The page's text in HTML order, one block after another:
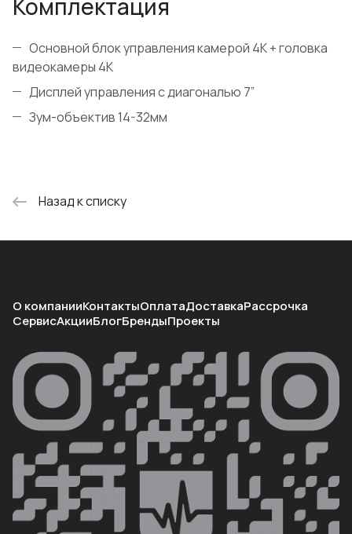
Комплектация
Основной блок управления камерой 4K + головка
видеокамеры 4K
Дисплей управления с диагональю 7”
Зум-объектив 14-32мм
Назад к списку
О компанииКонтактыОплатаДоставкаРассрочка
СервисАкцииБлогБрендыПроекты